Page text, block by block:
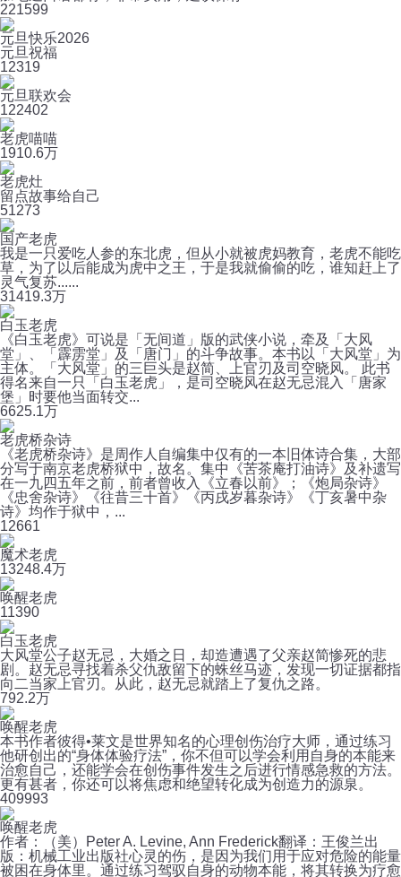
221599
元旦快乐2026
元旦祝福
12319
元旦联欢会
122402
老虎喵喵
1910.6万
老虎灶
留点故事给自己
51273
国产老虎
我是一只爱吃人参的东北虎，但从小就被虎妈教育，老虎不能吃
草，为了以后能成为虎中之王，于是我就偷偷的吃，谁知赶上了
灵气复苏......
31419.3万
白玉老虎
《白玉老虎》可说是「无间道」版的武侠小说，牵及「大风
堂」、「霹雳堂」及「唐门」的斗争故事。本书以「大风堂」为
主体。「大风堂」的三巨头是赵简、上官刃及司空晓风。 此书
得名来自一只「白玉老虎」，是司空晓风在赵无忌混入「唐家
堡」时要他当面转交...
6625.1万
老虎桥杂诗
《老虎桥杂诗》是周作人自编集中仅有的一本旧体诗合集，大部
分写于南京老虎桥狱中，故名。集中《苦茶庵打油诗》及补遗写
在一九四五年之前，前者曾收入《立春以前》；《炮局杂诗》
《忠舍杂诗》《往昔三十首》《丙戌岁暮杂诗》《丁亥暑中杂
诗》均作于狱中，...
12661
魔术老虎
13248.4万
唤醒老虎
11390
白玉老虎
大风堂公子赵无忌，大婚之日，却造遭遇了父亲赵简惨死的悲
剧。赵无忌寻找着杀父仇敌留下的蛛丝马迹，发现一切证据都指
向二当家上官刃。从此，赵无忌就踏上了复仇之路。
792.2万
唤醒老虎
本书作者彼得•莱文是世界知名的心理创伤治疗大师，通过练习
他研创出的“身体体验疗法”，你不但可以学会利用自身的本能来
治愈自己，还能学会在创伤事件发生之后进行情感急救的方法。
更有甚者，你还可以将焦虑和绝望转化成为创造力的源泉。
409993
唤醒老虎
作者：（美）Peter A. Levine, Ann Frederick翻译：王俊兰出
版：机械工业出版社心灵的伤，是因为我们用于应对危险的能量
被困在身体里。通过练习驾驭自身的动物本能，将其转换为疗愈